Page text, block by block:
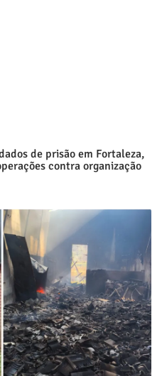
de prisão em Fortaleza,
contra organização